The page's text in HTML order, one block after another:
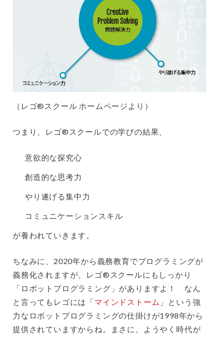
（レゴ®スクール ホームページより）
つまり、レゴ®スクールでの学びの結果、
意欲的な探究心
創造的な思考力
やり遂げる集中力
コミュニケーションスキル
が養われていきます。
ちなみに、2020年から義務教育でプログラミングが
義務化されますが、レゴ®スクールにもしっかり
「ロボットプログラミング」がありますよ！ なん
と言ってもレゴには「マインドストーム 」という強
力なロボットプログラミングの仕掛けが1998年から
提供されていますからね。まさに、ようやく時代が